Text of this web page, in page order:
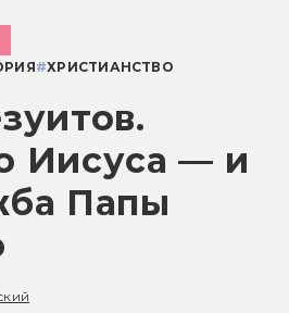
#ХРИСТИАНСТВО
Иисуса — и
Папы